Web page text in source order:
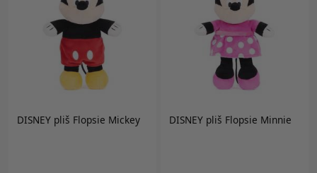
DISNEY pliš Flopsie Mickey DISNEY pliš Flopsie Minnie